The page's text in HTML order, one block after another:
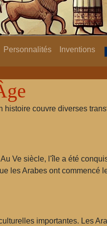
Personnalités Inventions
couvre diverses
Ve siècle, l'île a été
les Arabes ont commencé
importantes. Les